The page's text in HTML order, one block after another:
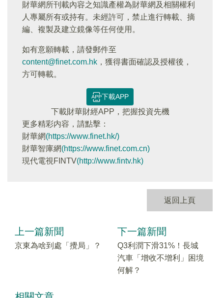
財華網所刊載內容之知識產權為財華網及相關權利
人專屬所有或持有。未經許可，禁止進行轉載、摘
編、複製及建立鏡像等任何使用。
如有意願轉載，請發郵件至
content@finet.com.hk ，獲得書面確認及授權後，
方可轉載。
下載APP
下載財華財經APP，把握投資先機
更多精彩内容，請點擊：
財華網(https://www.finet.hk/)
財華智庫網(https://www.finet.com.cn)
現代電視FINTV(http://www.fintv.hk)
返回上頁
上一篇新聞
京東為啥到處「攪局」？
下一篇新聞
Q3利潤下滑31%！長城
汽車「增收不增利」困境
何解？